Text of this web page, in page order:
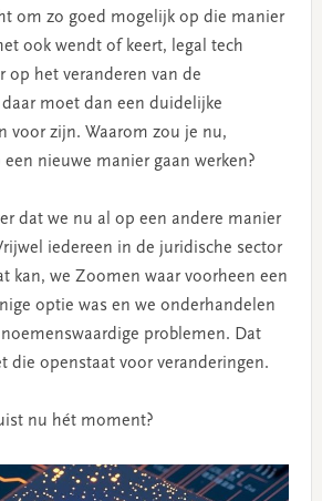
om zo goed mogelijk op die manier
ook wendt of keert, legal tech
op het veranderen van de
moet dan een duidelijke
voor zijn. Waarom zou je nu,
nieuwe manier gaan werken?
dat we nu al op een andere manier
iedereen in de juridische sector
kan, we Zoomen waar voorheen een
optie was en we onderhandelen
problemen. Dat
die openstaat voor veranderingen.
nu hét moment?